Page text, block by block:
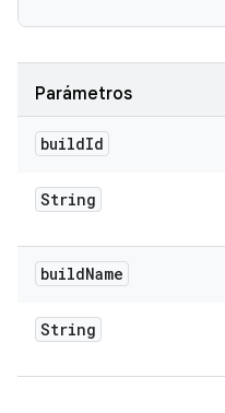
Parámetros
buildId
String
buildName
String